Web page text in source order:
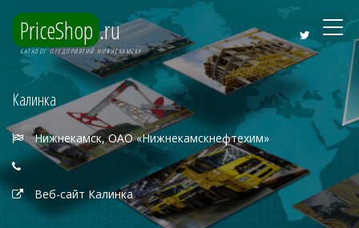
PriceShop .ru
КАТАЛОГ ПРЕДПРИЯТИЙ НИЖНЕКАМСКА
Калинка
Нижнекамск, ОАО «Нижнекамскнефтехим»
Веб-сайт Калинка